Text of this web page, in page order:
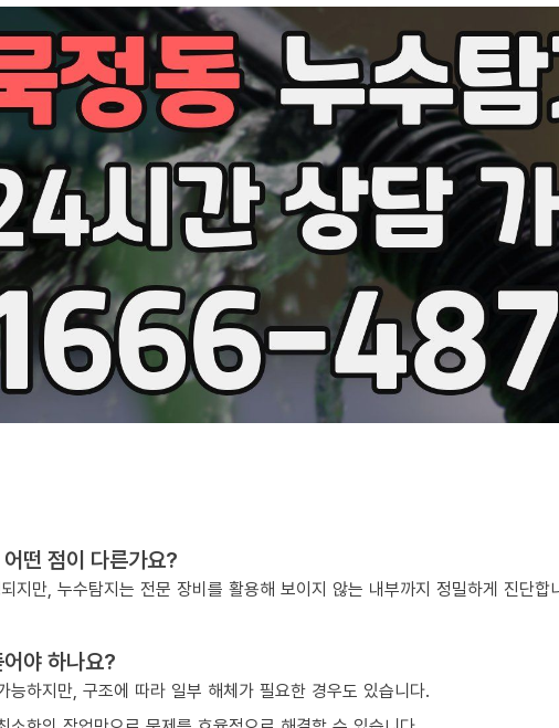
떤 점이 다른가요?
지만, 누수탐지는 전문 장비를 활용해 보이지 않는 내부까지 정밀하게 진단합
야 하나요?
능하지만, 구조에 따라 일부 해체가 필요한 경우도 있습니다.